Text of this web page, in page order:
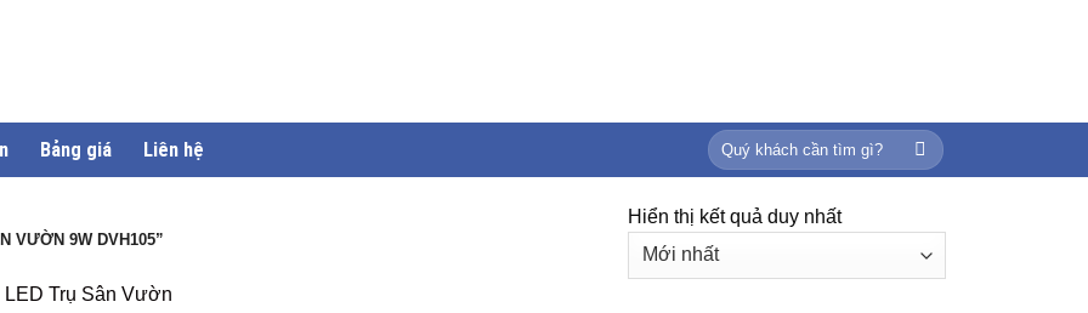
Bảng giá Liên hệ
Tìm
kiếm:
VƯỜN 9W DVH105”
Hiển thị kết quả duy nhất